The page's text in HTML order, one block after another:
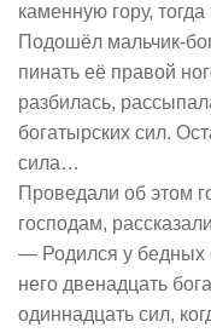
каменную гору,
Подошёл мальчик-
пинать её правой
разбилась,
богатырских сил.
сила…
Проведали об этом
господам,
— Родился у бедных
него двенадцать
одиннадцать сил,